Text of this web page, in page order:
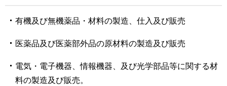
有機及び無機薬品・材料の製造、仕⼊及び販売
医薬品及び医薬部外品の原材料の製造及び販売
電気・電⼦機器、情報機器、及び光学部品等に関する材
料の製造及び販売。